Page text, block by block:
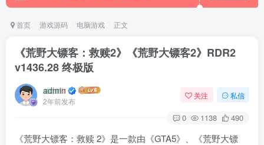
首页 游戏源码 电脑游戏 正文
《荒野大镖客：救赎2》《荒野大镖客2》RDR2
v1436.28 终极版
admin
2年前发布
关注 私信
0 1138 490
《荒野大镖客：救赎 2》是一款由《GTA5》、《荒野大镖